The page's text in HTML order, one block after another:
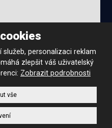
eBRÁNA s.r.o.
|Nastavení cookies
ReCAPTCHA a platí pro něj
smluvní podmínky společnosti
personalizaci reklam
zlepšit váš uživatelský
Zobrazit podrobnosti
vše